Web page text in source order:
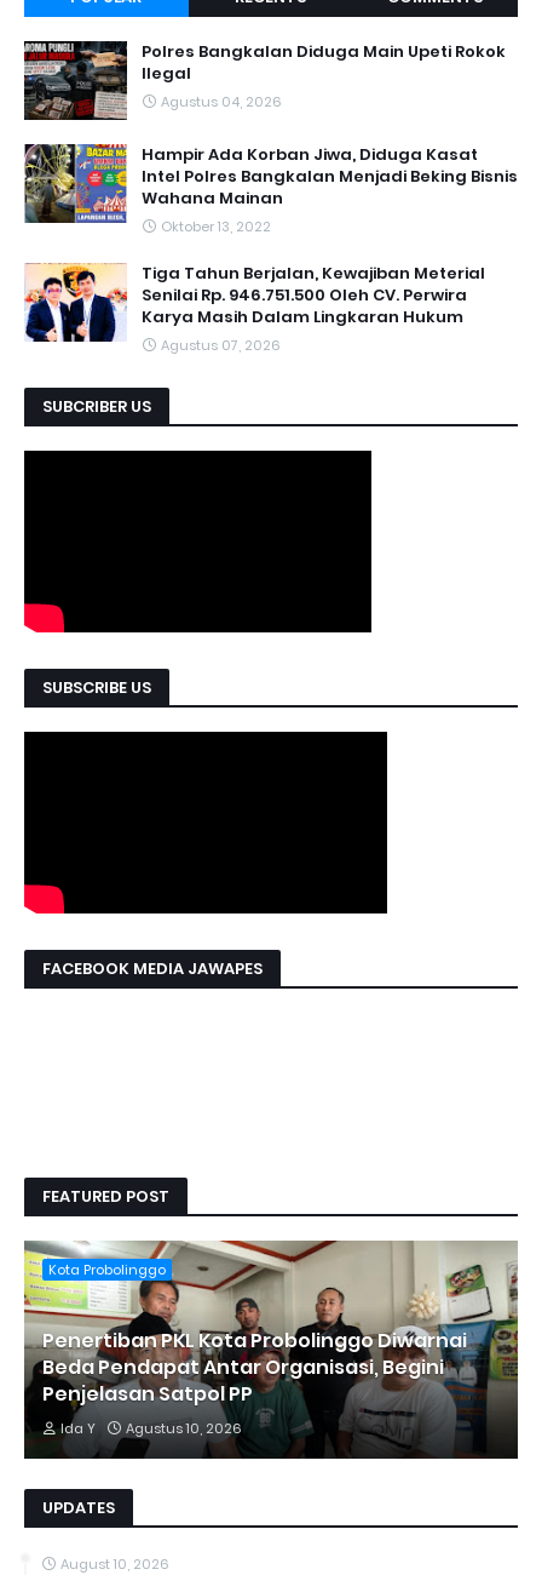
Polres Bangkalan Diduga Main Upeti Rokok
Ilegal
Agustus 04, 2026
Hampir Ada Korban Jiwa, Diduga Kasat
Intel Polres Bangkalan Menjadi Beking Bisnis
Wahana Mainan
Oktober 13, 2022
Tiga Tahun Berjalan, Kewajiban Meterial
Senilai Rp. 946.751.500 Oleh CV. Perwira
Karya Masih Dalam Lingkaran Hukum
Agustus 07, 2026
SUBCRIBER US
SUBSCRIBE US
FACEBOOK MEDIA JAWAPES
FEATURED POST
Kota Probolinggo
Penertiban PKL Kota Probolinggo Diwarnai
Beda Pendapat Antar Organisasi, Begini
Penjelasan Satpol PP
Ida Y Agustus 10, 2026
UPDATES
August 10, 2026